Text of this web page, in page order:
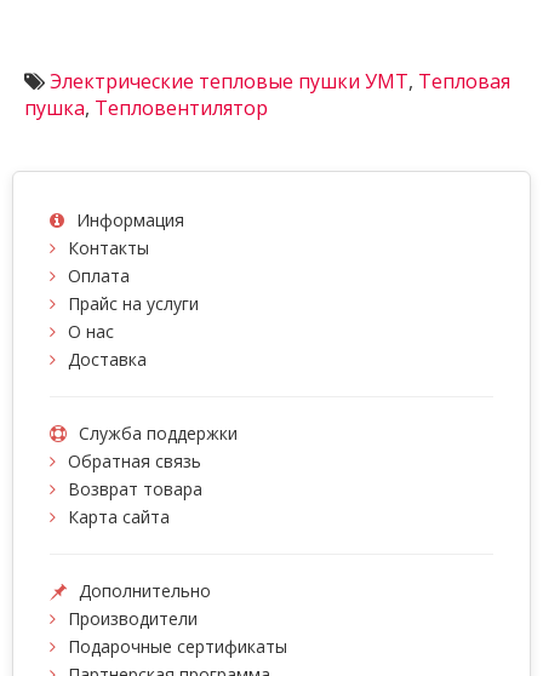
Электрические тепловые пушки УМТ, Тепловая
пушка, Тепловентилятор
Информация
Контакты
Оплата
Прайс на услуги
О нас
Доставка
Служба поддержки
Обратная связь
Возврат товара
Карта сайта
Дополнительно
Производители
Подарочные сертификаты